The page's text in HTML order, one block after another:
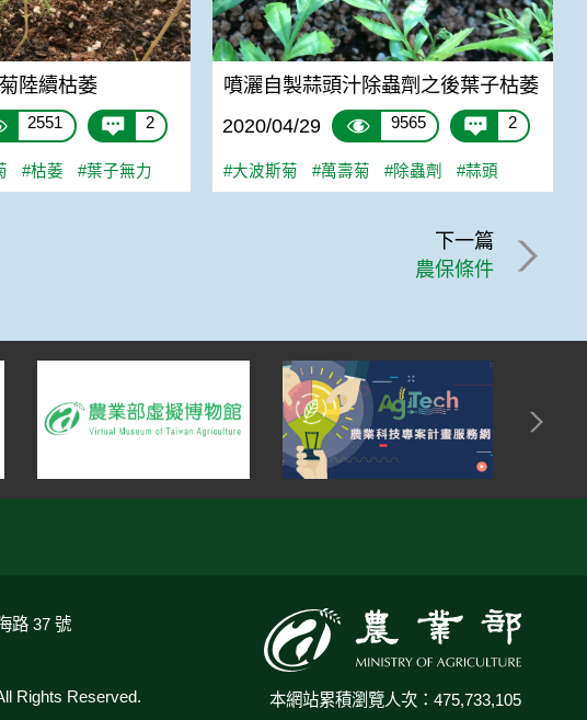
陸續枯萎
2551 2
#枯萎 #葉子無力
噴灑自製蒜頭汁除蟲劑之後葉子枯萎
2020/04/29
9565 2
#大波斯菊 #萬壽菊 #除蟲劑 #蒜頭
下一篇
農保條件
路 37 號
Rights Reserved.
本網站累積瀏覽人次：475,733,105